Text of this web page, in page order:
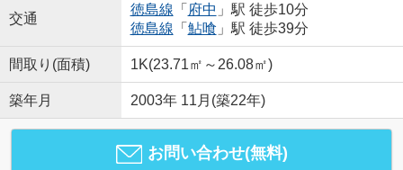
交通
徳島線 「 府中 」駅 徒歩10分
徳島線 「 鮎喰 」駅 徒歩39分
間取り(面積) 1K(23.71㎡～26.08㎡)
築年月 2003年 11月(築22年)
お問い合わせ(無料)